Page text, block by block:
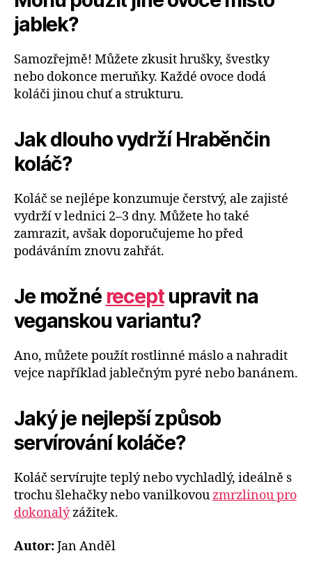
jablek?
Samozřejmě! Můžete zkusit hrušky, švestky
nebo dokonce meruňky. Každé ovoce dodá
koláči jinou chuť a strukturu.
Jak dlouho vydrží Hraběnčin
koláč?
Koláč se nejlépe konzumuje čerstvý, ale zajisté
vydrží v lednici 2–3 dny. Můžete ho také
zamrazit, avšak doporučujeme ho před
podáváním znovu zahřát.
Je možné receptupravit na
veganskou variantu?
Ano, můžete použít rostlinné máslo a nahradit
vejce například jablečným pyré nebo banánem.
Jaký je nejlepší způsob
servírování koláče?
Koláč servírujte teplý nebo vychladlý, ideálně s
trochu šlehačky nebo vanilkovouzmrzlinou pro
dokonalýzážitek.
Autor:Jan Anděl